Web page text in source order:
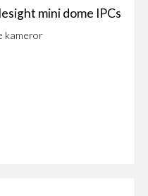
mini dome IPCs
kameror